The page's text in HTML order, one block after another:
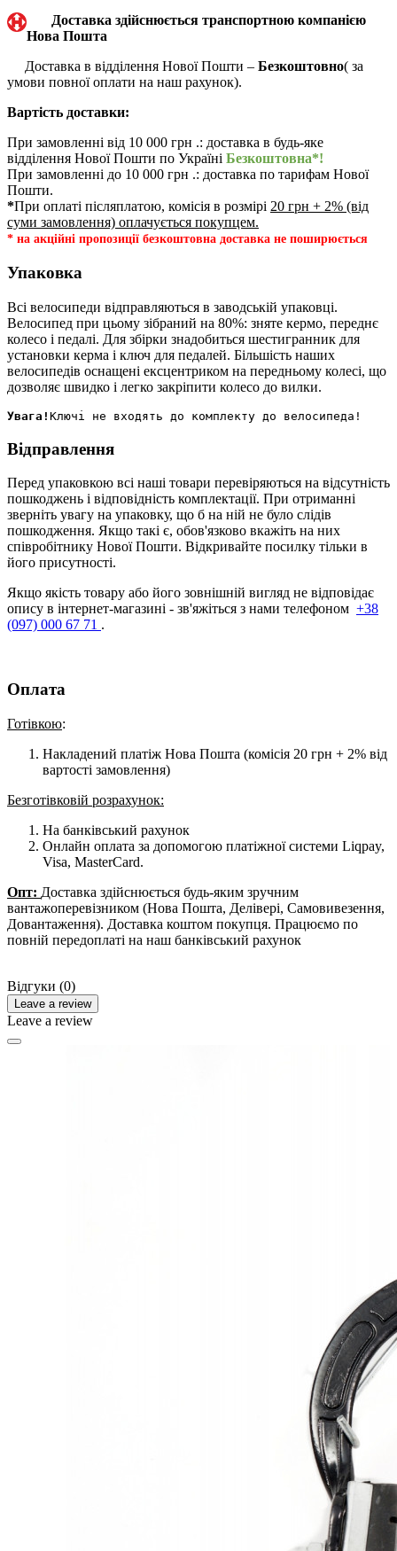
Доставка здійснюється транспортною компанією
Нова Пошта
Доставка в відділення Нової Пошти – Безкоштовно( за
умови повної оплати на наш рахунок).
Вартість доставки:
При замовленні від 10 000 грн .: доставка в будь-яке
відділення Нової Пошти по Україні Безкоштовна*!
При замовленні до 10 000 грн .: доставка по тарифам Нової
Пошти.
*При оплаті післяплатою, комісія в розмірі 20 грн + 2% (від
суми замовлення) оплачується покупцем.
* на акційні пропозиції безкоштовна доставка не поширюється
Упаковка
Всі велосипеди відправляються в заводській упаковці.
Велосипед при цьому зібраний на 80%: зняте кермо, переднє
колесо і педалі. Для збірки знадобиться шестигранник для
установки керма і ключ для педалей. Більшість наших
велосипедів оснащені ексцентриком на передньому колесі, що
дозволяє швидко і легко закріпити колесо до вилки.
Увага!
Відправлення
Перед упаковкою всі наші товари перевіряються на відсутність
пошкоджень і відповідність комплектації. При отриманні
зверніть увагу на упаковку, що б на ній не було слідів
пошкодження. Якщо такі є, обов'язково вкажіть на них
співробітнику Нової Пошти. Відкривайте посилку тільки в
його присутності.
Якщо якість товару або його зовнішній вигляд не відповідає
опису в інтернет-магазині - зв'яжіться з нами телефоном +38
(097) 000 67 71 .
Оплата
Готівкою:
Накладений платіж Нова Пошта (комісія 20 грн + 2% від
вартості замовлення)
Безготівковій розрахунок:
На банківський рахунок
Онлайн оплата за допомогою платіжної системи Liqpay,
Visa, MasterCard.
Опт: Доставка здійснюється будь-яким зручним
вантажоперевізником (Нова Пошта, Делівері, Самовивезення,
Довантаження). Доставка коштом покупця. Працюємо по
повній передоплаті на наш банківський рахунок
Відгуки (0)
Leave a review
Leave a review